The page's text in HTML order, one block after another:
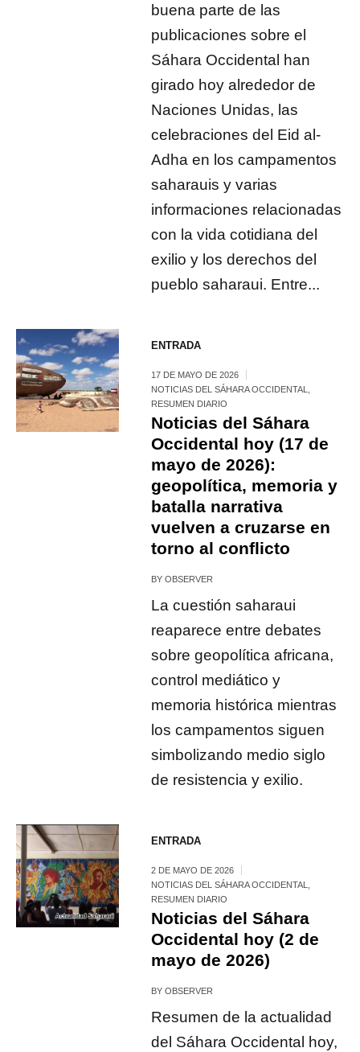
buena parte de las
publicaciones sobre el
Sáhara Occidental han
girado hoy alrededor de
Naciones Unidas, las
celebraciones del Eid al-
Adha en los campamentos
saharauis y varias
informaciones relacionadas
con la vida cotidiana del
exilio y los derechos del
pueblo saharaui. Entre...
ENTRADA
17 DE MAYO DE 2026
NOTICIAS DEL SÁHARA OCCIDENTAL
RESUMEN DIARIO
Noticias del Sáhara
Occidental hoy (17 de
mayo de 2026):
geopolítica, memoria y
batalla narrativa
vuelven a cruzarse en
torno al conflicto
BYOBSERVER
La cuestión saharaui
reaparece entre debates
sobre geopolítica africana,
control mediático y
memoria histórica mientras
los campamentos siguen
simbolizando medio siglo
de resistencia y exilio.
ENTRADA
2 DE MAYO DE 2026
NOTICIAS DEL SÁHARA OCCIDENTAL
RESUMEN DIARIO
Noticias del Sáhara
Occidental hoy (2 de
mayo de 2026)
BYOBSERVER
Resumen de la actualidad
del Sáhara Occidental hoy,